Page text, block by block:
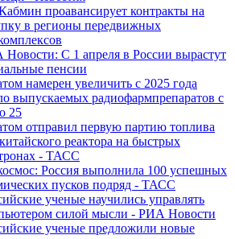
проавансирует контракты на
в регионы передвижных
С 1 апреля в России вырастут
пенсии
намерен увеличить с 2025 года
выпускаемых радиофармпрепаратов с
25
отправил первую партию топлива
реактора на быстрых
- ТАСС
Россия выполнила 100 успешных
пусков подряд - ТАСС
ученые научились управлять
силой мысли - РИА Новости
ученые предложили новые